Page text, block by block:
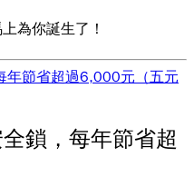
為你誕生了！
鎖，每年節省超